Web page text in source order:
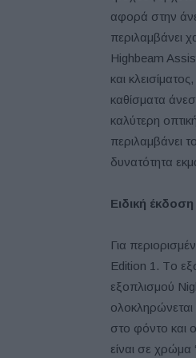
αφορά στην
περιλαμβάνει
Highbeam
και
καθίσματα
καλύτερη
περιλαμβάνει
δυνατότητα
Ειδική έκδοση
Για
Edition 1. Tο
εξοπλισμού
στο φόντο και
είναι σε χρώμα